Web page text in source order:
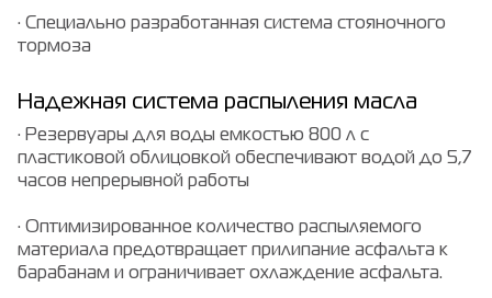
· Специально разработанная система стояночного
тормоза
Надежная система распыления масла
· Резервуары для воды емкостью 800 л с
пластиковой облицовкой обеспечивают водой до 5,7
часов непрерывной работы
· Оптимизированное количество распыляемого
материала предотвращает прилипание асфальта к
барабанам и ограничивает охлаждение асфальта.